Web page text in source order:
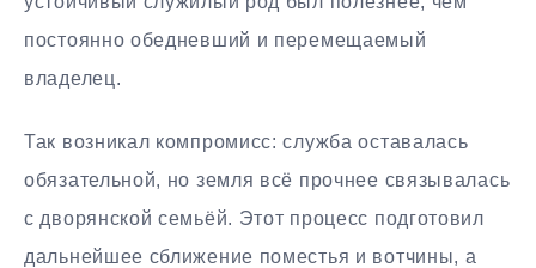
постоянно обедневший и перемещаемый
владелец.
Так возникал компромисс: служба оставалась
обязательной, но земля всё прочнее связывалась
с дворянской семьёй. Этот процесс подготовил
дальнейшее сближение поместья и вотчины, а